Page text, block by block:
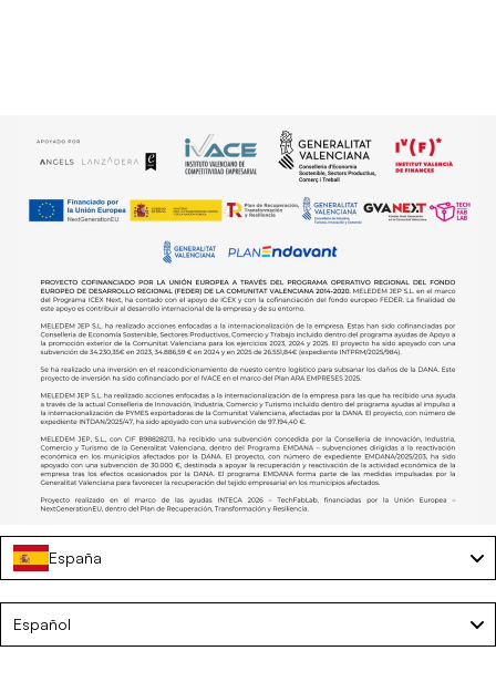
Flotador hamaca con rejilla para piscina – NILO
€9,75
España
Español